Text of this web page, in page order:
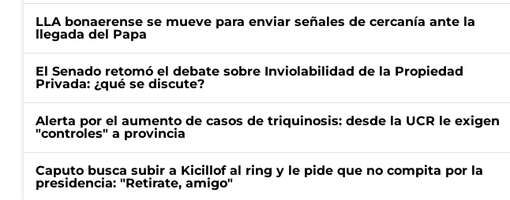
LLA bonaerense se mueve para enviar señales de cercanía ante la
llegada del Papa
El Senado retomó el debate sobre Inviolabilidad de la Propiedad
Privada: ¿qué se discute?
Alerta por el aumento de casos de triquinosis: desde la UCR le exigen
"controles" a provincia
Caputo busca subir a Kicillof al ring y le pide que no compita por la
presidencia: "Retirate, amigo"